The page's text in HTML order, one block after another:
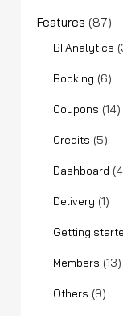
Features (87)
BI Analytics
Booking (6)
Coupons (14)
Credits (5)
Dashboard
Delivery (1)
Getting
Members (13)
Others (9)